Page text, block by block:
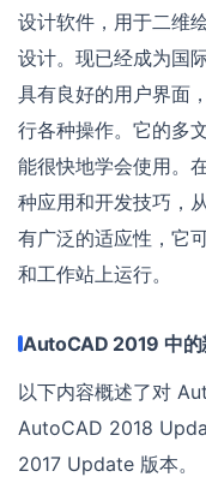
设计软件，用于二维
设计。现已经成为国
具有良好的用户界面
行各种操作。它的多
能很快地学会使用。
种应用和开发技巧，
有广泛的适应性，它
和工作站上运行。
AutoCAD 2019 中的
以下内容概述了对
AutoCAD 2018
2017 Update 版本。